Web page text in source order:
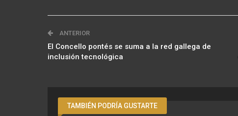
ANTERIOR
El Concello pontés se suma a la red gallega de
inclusión tecnológica
TAMBIÉN PODRÍA GUSTARTE